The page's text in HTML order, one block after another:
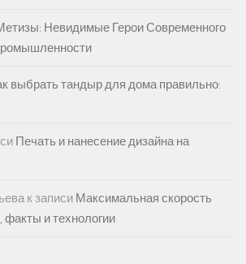
Невидимые Герои Современного
выбрать тандыр для дома правильно:
Печать и нанесение дизайна на
к записи Максимальная скорость
и технологии